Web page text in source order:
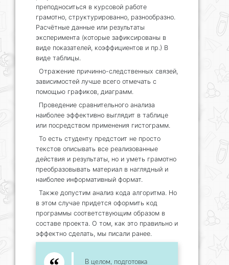
преподноситься в курсовой работе
грамотно, структурированно, разнообразно.
Расчётные данные или результаты
эксперимента (которые зафиксированы в
виде показателей, коэффициентов и пр.) В
виде таблицы.
Отражение причинно-следственных связей,
зависимостей лучше всего отмечать с
помощью графиков, диаграмм.
Проведение сравнительного анализа
наиболее эффективно выглядит в таблице
или посредством применения гистограмм.
То есть студенту предстоит не просто
текстов описывать все реализованные
действия и результаты, но и уметь грамотно
преобразовывать материал в наглядный и
наиболее информативный формат.
Также допустим анализ кода алгоритма. Но
в этом случае придется оформить код
программы соответствующим образом в
составе проекта. О том, как это правильно и
эффектно сделать, мы писали ранее.
В целом, подготовка